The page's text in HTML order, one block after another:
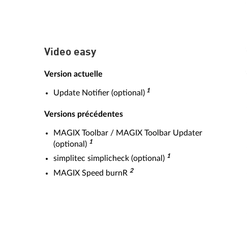
Video easy
Version actuelle
Update Notifier (optional) 1
Versions précédentes
MAGIX Toolbar / MAGIX Toolbar Updater
(optional) 1
simplitec simplicheck (optional) 1
MAGIX Speed burnR 2